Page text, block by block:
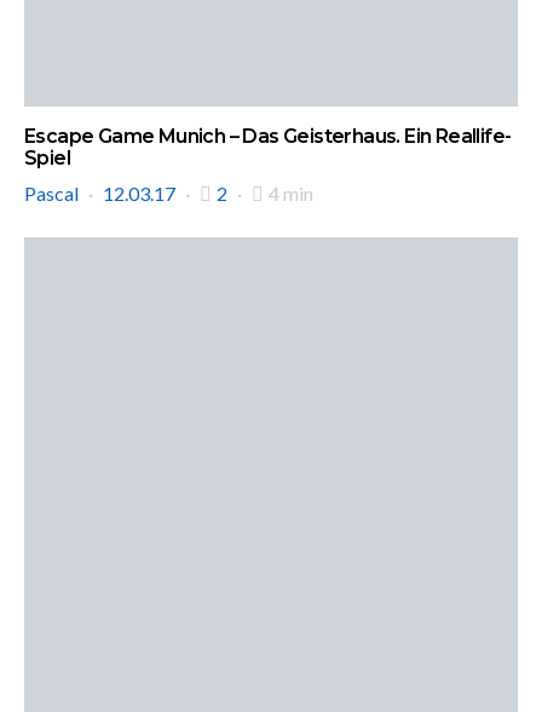
Escape Game Munich – Das Geisterhaus. Ein Reallife-
Spiel
Pascal
12.03.17 2 4 min